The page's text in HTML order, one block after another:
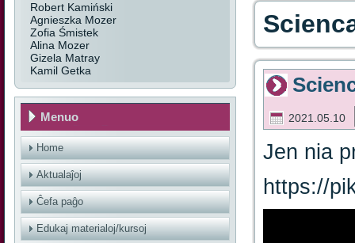
Robert Kamiński
Agnieszka Mozer
Zofia Śmistek
Alina Mozer
Gizela Matray
Kamil Getka
Menuo
Home
Aktualaĵoj
Ĉefa paĝo
Edukaj materialoj/kursoj
2021.05.10
Jen nia
https://